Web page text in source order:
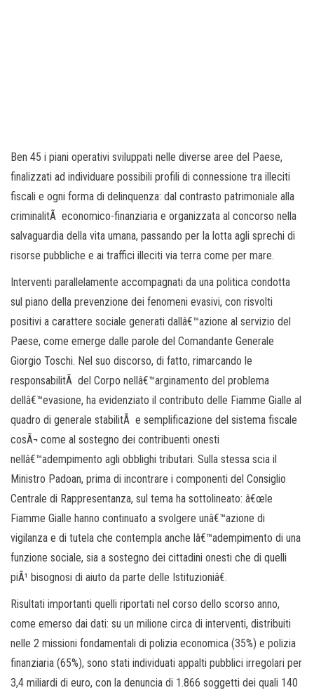
Ben 45 i piani operativi sviluppati nelle diverse aree del Paese,
finalizzati ad individuare possibili profili di connessione tra illeciti
fiscali e ogni forma di delinquenza: dal contrasto patrimoniale alla
criminalitÃ economico-finanziaria e organizzata al concorso nella
salvaguardia della vita umana, passando per la lotta agli sprechi di
risorse pubbliche e ai traffici illeciti via terra come per mare.
Interventi parallelamente accompagnati da una politica condotta
sul piano della prevenzione dei fenomeni evasivi, con risvolti
positivi a carattere sociale generati dallâ€™azione al servizio del
Paese, come emerge dalle parole del Comandante Generale
Giorgio Toschi. Nel suo discorso, di fatto, rimarcando le
responsabilitÃ del Corpo nellâ€™arginamento del problema
dellâ€™evasione, ha evidenziato il contributo delle Fiamme Gialle al
quadro di generale stabilitÃ e semplificazione del sistema fiscale
cosÃ¬ come al sostegno dei contribuenti onesti
nellâ€™adempimento agli obblighi tributari. Sulla stessa scia il
Ministro Padoan, prima di incontrare i componenti del Consiglio
Centrale di Rappresentanza, sul tema ha sottolineato: â€œle
Fiamme Gialle hanno continuato a svolgere unâ€™azione di
vigilanza e di tutela che contempla anche lâ€™adempimento di una
funzione sociale, sia a sostegno dei cittadini onesti che di quelli
piÃ¹ bisognosi di aiuto da parte delle Istituzioniâ€.
Risultati importanti quelli riportati nel corso dello scorso anno,
come emerso dai dati: su un milione circa di interventi, distribuiti
nelle 2 missioni fondamentali di polizia economica (35%) e polizia
finanziaria (65%), sono stati individuati appalti pubblici irregolari per
3,4 miliardi di euro, con la denuncia di 1.866 soggetti dei quali 140